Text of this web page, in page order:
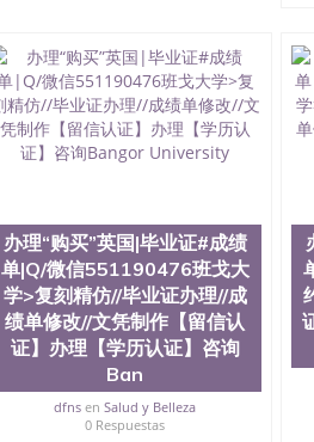
成品做好拍照或者视频确认再付余款
明材料 1、教育部学历学位认证，留
站真实存档可查。 3、留信网真实可
与建筑学院、商学院、交流学院、地
工程与科学学院、人文学院、护理学
前十五名，且继续攀升中。纽约大学
学、MBA、财务、教育、建筑工程、
工程、航天工程、土木工程、数学、
机科学、物理学、人工智能、商科、
案； 2、补充毕业证成绩单等相关材
同客户本人一起去留服递交材料； 5
付余款。 我们对海外大学及学院的毕
底纹，钢印LOGO烫金烫银，LOGO
防伪）都有原版本文凭对照。质量得
到与时俱进，及时掌握各大院校的（
等相关材料）的版本更新信息， 能
办理“购买”英国|毕业证#成绩
单|Q/微信551190476班戈大
学>复刻精仿//毕业证办理//成
绩单修改//文凭制作【留信认
证】办理【学历认证】咨询
Ban
dfns enSalud y Belleza
0 Respuestas